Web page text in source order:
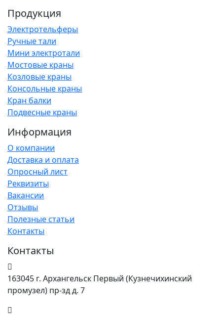
Продукция
Электротельферы
Ручные тали
Мини электротали
Мостовые краны
Козловые краны
Консольные краны
Кран балки
Подвесные краны
Информация
О компании
Доставка и оплата
Опросный лист
Реквизиты
Вакансии
Отзывы
Полезные статьи
Контакты
Контакты
163045 г. Архангельск Первый (Кузнечихинский
промузел) пр-зд д. 7